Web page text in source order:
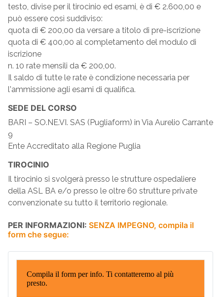
testo, divise per il tirocinio ed esami, è di € 2.600,00 e
può essere così suddiviso:
quota di € 200,00 da versare a titolo di pre-iscrizione
quota di € 400,00 al completamento del modulo di
iscrizione
n. 10 rate mensili da € 200,00.
Il saldo di tutte le rate è condizione necessaria per
l'ammissione agli esami di qualifica.
SEDE DEL CORSO
BARI – SO.NE.VI. SAS (Pugliaform) in Via Aurelio Carrante
9
Ente Accreditato alla Regione Puglia
TIROCINIO
Il tirocinio si svolgerà presso le strutture ospedaliere
della ASL BA e/o presso le oltre 60 strutture private
convenzionate su tutto il territorio regionale.
PER INFORMAZIONI: SENZA IMPEGNO, compila il
form che segue:
Compila il form per info. Ti contatteremo al più
presto.